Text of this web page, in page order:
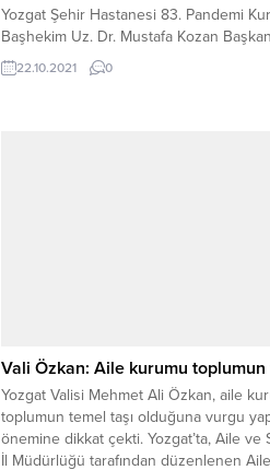
Yozgat Şehir Hastanesi 83. Pandemi
Başhekim Uz. Dr. Mustafa Kozan
22.10.2021 0
Vali Özkan: Aile kurumu toplumun
Yozgat Valisi Mehmet Ali Özkan, aile
toplumun temel taşı olduğuna vurgu
önemine dikkat çekti. Yozgat’ta, Aile ve
İl Müdürlüğü tarafından düzenlenen